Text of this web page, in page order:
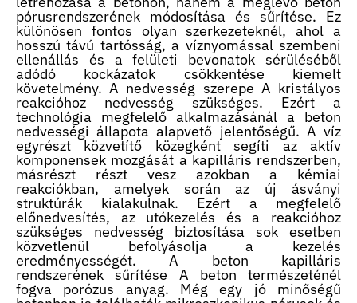
pórusrendszerének módosítása és sűrítése. Ez
különösen fontos olyan szerkezeteknél, ahol a
hosszú távú tartósság, a víznyomással szembeni
ellenállás és a felületi bevonatok sérüléséből
adódó kockázatok csökkentése kiemelt
követelmény. A nedvesség szerepe A kristályos
reakcióhoz nedvesség szükséges. Ezért a
technológia megfelelő alkalmazásánál a beton
nedvességi állapota alapvető jelentőségű. A víz
egyrészt közvetítő közegként segíti az aktív
komponensek mozgását a kapilláris rendszerben,
másrészt részt vesz azokban a kémiai
reakciókban, amelyek során az új ásványi
struktúrák kialakulnak. Ezért a megfelelő
előnedvesítés, az utókezelés és a reakcióhoz
szükséges nedvesség biztosítása sok esetben
közvetlenül befolyásolja a kezelés
eredményességét. A beton kapilláris
rendszerének sűrítése A beton természeténél
fogva porózus anyag. Még egy jó minőségű